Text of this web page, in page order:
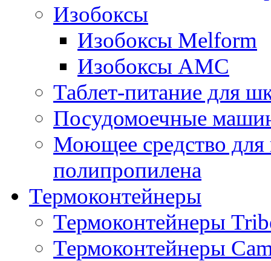
Изобоксы
Изобоксы Melform
Изобоксы AMC
Таблет-питание для
Посудомоечные
Моющее средство для
полипропилена
Термоконтейнеры
Термоконтейнеры
Термоконтейнеры